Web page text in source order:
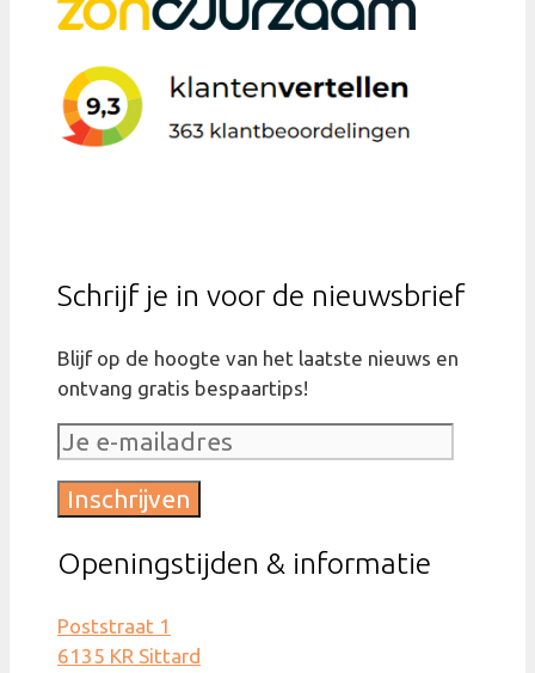
Schrijf je in voor de nieuwsbrief
Blijf op de hoogte van het laatste nieuws en
ontvang gratis bespaartips!
Openingstijden & informatie
Poststraat 1
6135 KR Sittard